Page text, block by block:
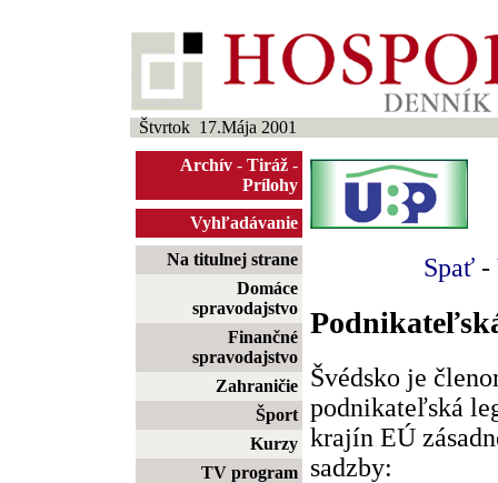
Štvrtok 17.Mája 2001
Archív - Tiráž -
Prílohy
Vyhľadávanie
Na titulnej strane
Domáce
spravodajstvo
Finančné
spravodajstvo
Zahraničie
Šport
Kurzy
TV program
Spať -
Švédsko je
podnikateľská
krajín EÚ
sadzby: